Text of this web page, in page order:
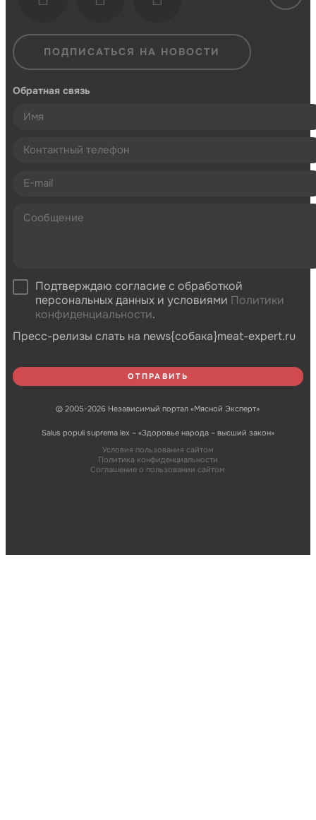
ПОДПИСАТЬСЯ НА НОВОСТИ
Обратная связь
Подтверждаю согласие с обработкой
персональных данных и условиями Политики
конфиденциальности.
Пресс-релизы слать на news{собака}meat-expert.ru
© 2005-2026 Независимый портал «Мясной Эксперт»
Salus populi suprema lex – «Здоровье народа – высший закон»
Условия пользования сайтом
Политика конфиденциальности
Соглашение о пользовании сайтом